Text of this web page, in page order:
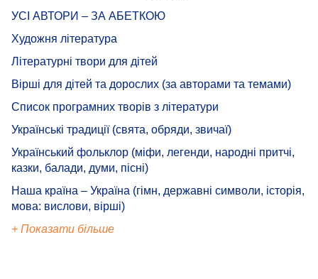
УСІ АВТОРИ – ЗА АБЕТКОЮ
Художня література
Літературні твори для дітей
Вірші для дітей та дорослих (за авторами та темами)
Список програмних творів з літератури
Українські традиції (свята, обряди, звичаї)
Український фольклор (міфи, легенди, народні притчі,
казки, балади, думи, пісні)
Наша країна – Україна (гімн, державні символи, історія,
мова: вислови, вірші)
+ Показати більше